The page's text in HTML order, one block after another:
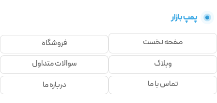
پمپ بازار
صفحه نخست
فروشگاه
وبلاگ
سوالات متداول
تماس با ما
درباره ما